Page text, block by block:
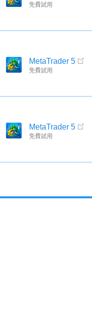
免費試用
MetaTrader 5
免費試用
MetaTrader 5
免費試用